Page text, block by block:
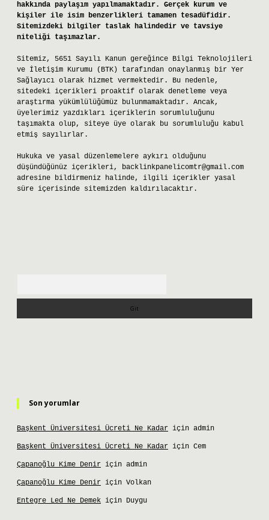
hakkında paylaşım yapılmamaktadır. Gerçek kurum ve
kişiler ile isim benzerlikleri tamamen tesadüfidir.
Sitemizdeki bilgiler taslak halindedir ve tavsiye
niteliği taşımazlar.
Sitemiz, 5651 Sayılı Kanun gereğince Bilgi Teknolojileri
ve İletişim Kurumu (BTK) tarafından onaylanmış bir Yer
Sağlayıcı olarak hizmet vermektedir. Bu nedenle,
sitedeki içerikleri proaktif olarak denetleme veya
araştırma yükümlülüğümüz bulunmamaktadır. Ancak,
üyelerimiz yazdıkları içeriklerin sorumluluğunu
taşımakta olup, siteye üye olarak bu sorumluluğu kabul
etmiş sayılırlar.
Hukuka ve yasal düzenlemelere aykırı olduğunu
düşündüğünüz içerikleri, backlinkpanelicomtr@gmail.com
adresine bildirmeniz halinde, ilgili içerikler yasal
süre içerisinde sitemizden kaldırılacaktır.
Son yorumlar
Başkent Üniversitesi Ücreti Ne Kadar için admin
Başkent Üniversitesi Ücreti Ne Kadar için Cem
Çapanoğlu Kime Denir için admin
Çapanoğlu Kime Denir için Volkan
Entegre Led Ne Demek için Duygu